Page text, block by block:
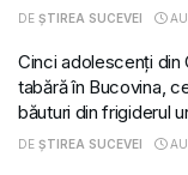
DE ȘTIREA SUCEVEI
Cinci adolescenți din
tabără în Bucovina,
băuturi din frigiderul
DE ȘTIREA SUCEVEI